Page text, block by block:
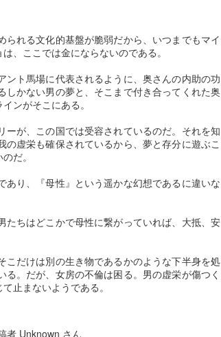
れる文化的基盤が脆弱だから、いつまでもマイ
、ここでは金にならないのである。
ト馬場に代表されるように、奥さんの内助の功
かない男の夢と、そこまで付き合ってくれた奥
ンがそこにある。
が、この国では受容されているのだ。それを知
虚栄も確保されているから、夢と存分に遊ぶこ
だ。
り、『母性』という遥かな幻想であるに違いな
ちはどこかで母性に繋がっていれば、大抵、安
だけは別の生き物であるかのような下半身を処
。だが、女房の不倫は困る。男の虚栄が傷つく
止まないようである。
稿者 Unknown さん
かったが、この地
され、明治以降、
（あまね）く知ら
って外国製の地図
感情をほどほどに
穏なるラインを喰
スで「道」の序列
を測ることで、自
を得なくなってく
を描いた映画「梅
批評を、引用・補
（スペクトラムと
できない。
、根本的治癒が不
数多いる、「自閉
リング」から、い
アスペルガー症候
ている、「マトリ
をリラックスさせ
クス研究所のマ
れ、日本でも、薬
・ゴッホと